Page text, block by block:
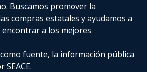
Buscamos promover la
compras estatalesy ayudamos a
a los mejores
fuente, la información pública